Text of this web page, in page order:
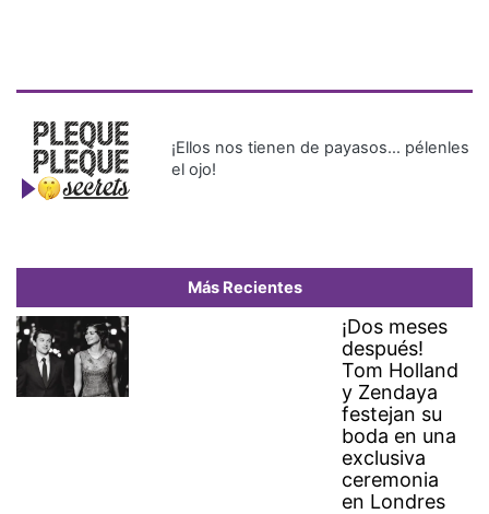
¡Ellos nos tienen de payasos… pélenles
el ojo!
Más Recientes
¡Dos meses
después!
Tom Holland
y Zendaya
festejan su
boda en una
exclusiva
ceremonia
en Londres